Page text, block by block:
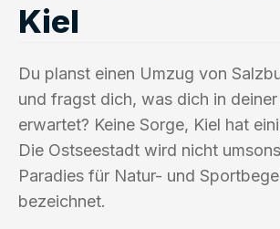
Kiel
Du planst einen Umzug von
und fragst dich, was dich in
erwartet? Keine Sorge, Kiel hat
Die Ostseestadt wird nicht
Paradies für Natur- und
bezeichnet.